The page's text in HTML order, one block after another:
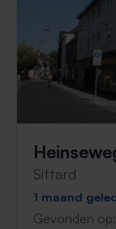
Sittard
1 maand
Gevonden op: